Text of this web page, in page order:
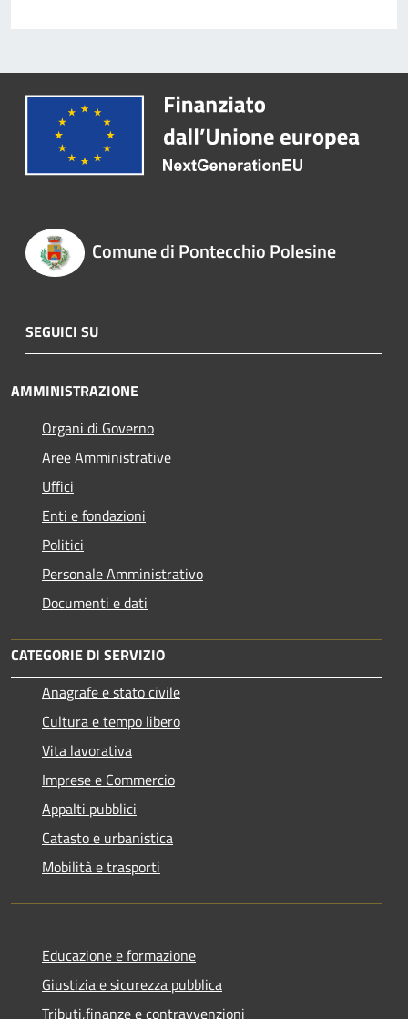
Comune di Pontecchio Polesine
SEGUICI SU
AMMINISTRAZIONE
Organi di Governo
Aree Amministrative
Uffici
Enti e fondazioni
Politici
Personale Amministrativo
Documenti e dati
CATEGORIE DI SERVIZIO
Anagrafe e stato civile
Cultura e tempo libero
Vita lavorativa
Imprese e Commercio
Appalti pubblici
Catasto e urbanistica
Mobilità e trasporti
Educazione e formazione
Giustizia e sicurezza pubblica
Tributi,finanze e contravvenzioni